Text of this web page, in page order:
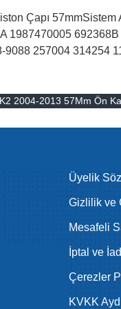
Çapı
1987470005
9088 257004 314254
2004-2013 57Mm Ön
Üyelik
Gizlilik ve
Mesafeli
İptal ve
Çerezler
KVKK